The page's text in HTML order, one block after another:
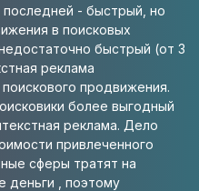
- быстрый, но
в поисковых
быстрый (от 3
реклама
продвижения.
более выгодный
реклама. Дело
привлеченного
сферы тратят на
деньги , поэтому